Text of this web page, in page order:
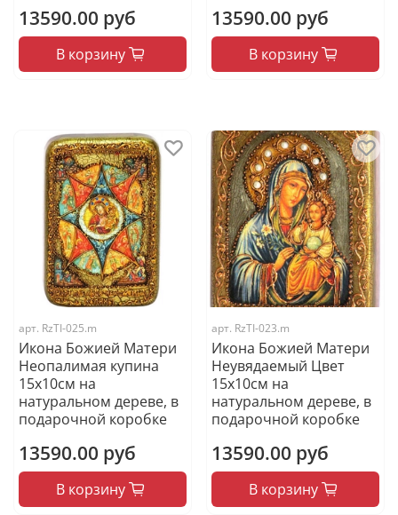
13590.00 руб
В корзину
13590.00 руб
В корзину
арт. RzTI-025.m
Икона Божией Матери
Неопалимая купина
15х10см на
натуральном дереве, в
подарочной коробке
13590.00 руб
В корзину
арт. RzTI-023.m
Икона Божией Матери
Неувядаемый Цвет
15х10см на
натуральном дереве, в
подарочной коробке
13590.00 руб
В корзину